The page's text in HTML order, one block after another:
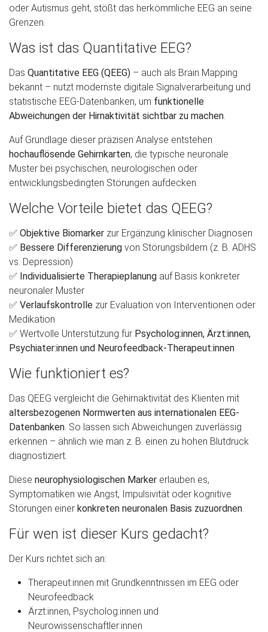
oder Autismus geht, stößt das herkömmliche EEG an seine
Grenzen.
Was ist das Quantitative EEG?
Das Quantitative EEG (QEEG) – auch als Brain Mapping
bekannt – nutzt modernste digitale Signalverarbeitung und
statistische EEG-Datenbanken, um funktionelle
Abweichungen der Hirnaktivität sichtbar zu machen
Auf Grundlage dieser präzisen Analyse entstehen
hochauflösende Gehirnkarten, die typische neuronale
Muster bei psychischen, neurologischen oder
entwicklungsbedingten Störungen aufdecken.
Welche Vorteile bietet das QEEG?
✅ Objektive Biomarker zur Ergänzung klinischer Diagnosen
✅ Bessere Differenzierung von Störungsbildern (z. B. ADHS
vs. Depression)
✅ Individualisierte Therapieplanung auf Basis konkreter
neuronaler Muster
✅ Verlaufskontrolle zur Evaluation von Interventionen oder
Medikation
✅ Wertvolle Unterstützung für Psycholog:innen, Ärzt:innen,
Psychiater:innen und Neurofeedback-Therapeut:innen
Wie funktioniert es?
Das QEEG vergleicht die Gehirnaktivität des Klienten mit
altersbezogenen Normwerten aus internationalen EEG-
Datenbanken . So lassen sich Abweichungen zuverlässig
erkennen – ähnlich wie man z. B. einen zu hohen Blutdruck
diagnostiziert.
Diese neurophysiologischen Marker erlauben es,
Symptomatiken wie Angst, Impulsivität oder kognitive
Störungen einer konkreten neuronalen Basis zuzuordnen
Für wen ist dieser Kurs gedacht?
Der Kurs richtet sich an:
Therapeut:innen mit Grundkenntnissen im EEG oder
Neurofeedback
Ärzt:innen, Psycholog:innen und
Neurowissenschaftler:innen